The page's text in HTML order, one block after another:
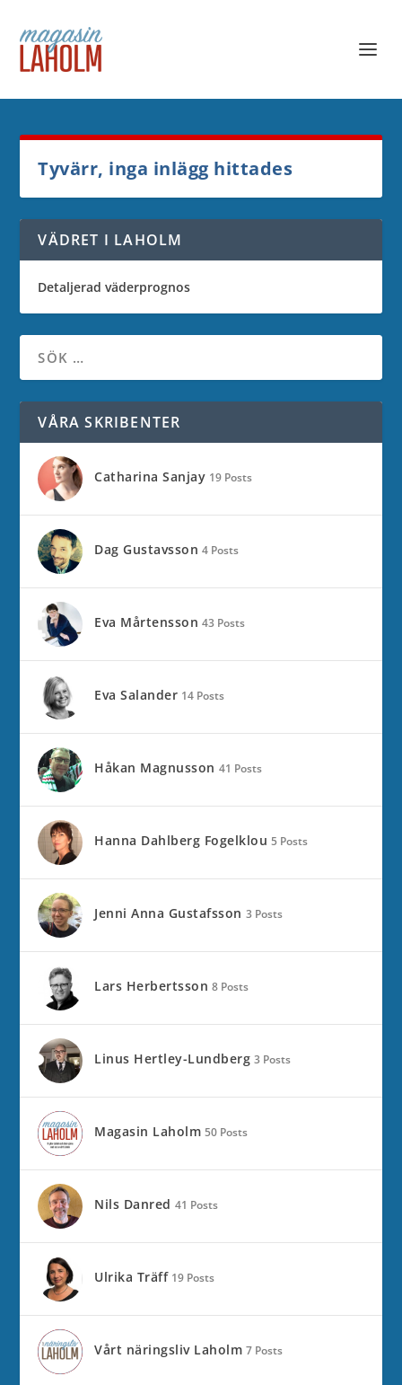
Tyvärr, inga inlägg hittades
VÄDRET I LAHOLM
Detaljerad väderprognos
VÅRA SKRIBENTER
Catharina Sanjay 19 Posts
Dag Gustavsson 4 Posts
Eva Mårtensson 43 Posts
Eva Salander 14 Posts
Håkan Magnusson 41 Posts
Hanna Dahlberg Fogelklou 5 Posts
Jenni Anna Gustafsson 3 Posts
Lars Herbertsson 8 Posts
Linus Hertley-Lundberg 3 Posts
Magasin Laholm 50 Posts
Nils Danred 41 Posts
Ulrika Träff 19 Posts
Vårt näringsliv Laholm 7 Posts